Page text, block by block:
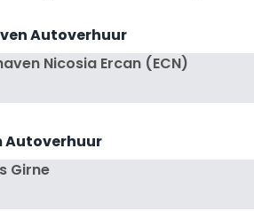
Autoverhuur
Nicosia Ercan (ECN)
Autoverhuur
Girne